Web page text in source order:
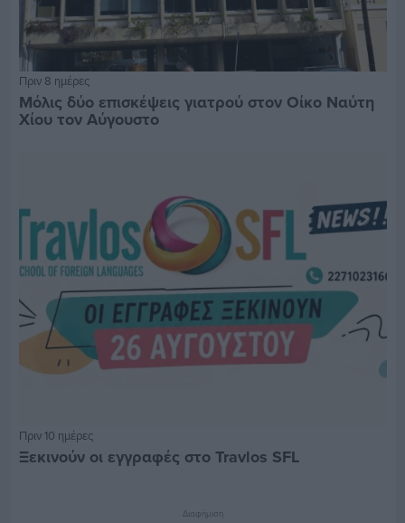
Πριν 8 ημέρες
Μόλις δύο επισκέψεις γιατρού στον Οίκο Ναύτη
Χίου τον Αύγουστο
Πριν 10 ημέρες
Ξεκινούν οι εγγραφές στο Travlos SFL
Διαφήμιση